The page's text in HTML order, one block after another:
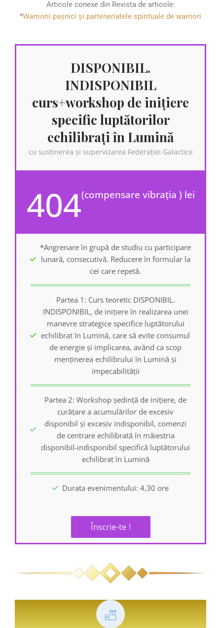
Articole conexe din Revista de articole:
*Warriorii pașnici și parteneriatele spirituale de warriori
DISPONIBIL.
INDISPONIBIL
curs+workshop de inițiere
specific luptătorilor
echilibrați în Lumină
cu susținerea și supervizarea Federației Galactice
404(compensare vibrația ) lei
*Angrenare în grupă de studiu cu participare
lunară, consecutivă. Reducere în formular la
cei care repetă.
Partea 1: Curs teoretic DISPONIBIL.
INDISPONIBIL, de inițiere în realizarea unei
manevre strategice specifice luptătorului
echilibrat în Lumină, care să evite consumul
de energie și implicarea, având ca scop
menținerea echilibrului în Lumină și
impecabilității
Partea 2: Workshop ședință de inițiere, de
curățare a acumulărilor de excesiv
disponibil și excesiv indisponibil, comenzi
de centrare echilibrată în măiestria
disponibil-indisponibil specifică luptătorului
echilibrat în Lumină
Durata evenimentului: 4,30 ore
Înscrie-te !